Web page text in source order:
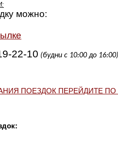
можно:
22-10 (будни с 10:00 до
ПОЕЗДОК ПЕРЕЙДИТЕ